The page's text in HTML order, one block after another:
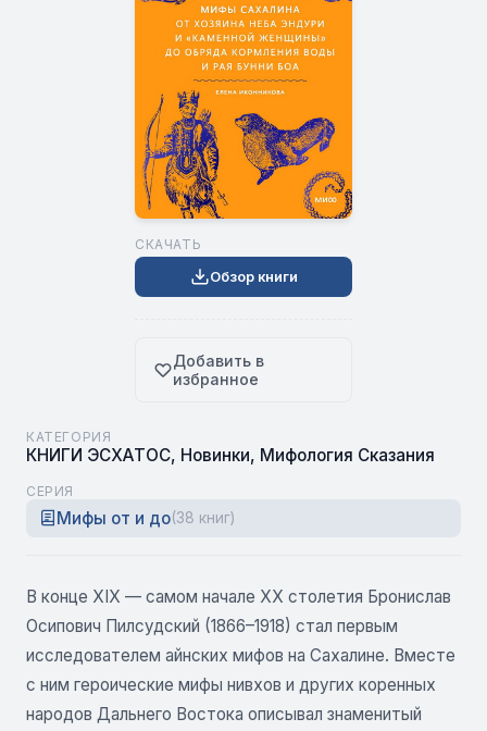
СКАЧАТЬ
Обзор книги
Добавить в
избранное
КАТЕГОРИЯ
КНИГИ ЭСХАТОС, Новинки, Мифология Сказания
СЕРИЯ
Мифы от и до(38 книг)
В конце XIX — самом начале ХХ столетия Бронислав
Осипович Пилсудский (1866–1918) стал первым
исследователем айнских мифов на Сахалине. Вместе
с ним героические мифы нивхов и других коренных
народов Дальнего Востока описывал знаменитый